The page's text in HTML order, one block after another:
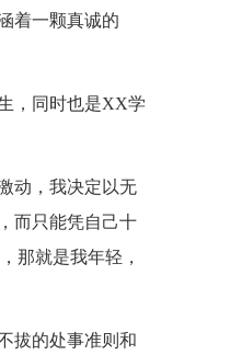
着一颗真诚的
，同时也是XX学
动，我决定以无
而只能凭自己十
那就是我年轻，
拔的处事准则和